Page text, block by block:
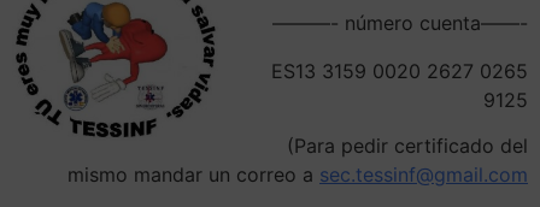
———- número cuenta——-
ES13 3159 0020 2627 0265
9125
(Para pedir certificado del
mismo mandar un correo a sec.tessinf@gmail.com